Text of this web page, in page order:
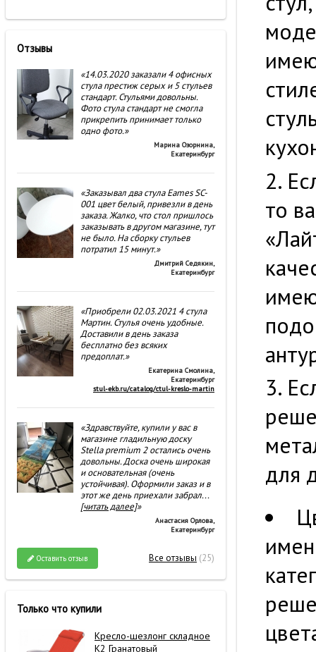
Отзывы
«14.03.2020 заказали 4 офисных
стула престиж серых и 5 стульев
стандарт. Стульями довольны.
Фото стула стандарт не смогла
прикрепить принимает только
одно фото.»
Марина Озорнина,
Екатеринбург
«Заказывал два стула Eames SC-
001 цвет белый, привезли в день
заказа. Жалко, что стол пришлось
заказывать в другом магазине, тут
не было. На сборку стульев
потратил 15 минут.»
Дмитрий Седякин,
Екатеринбург
«Приобрели 02.03.2021 4 стула
Мартин. Стулья очень удобные.
Доставили в день заказа
бесплатно без всяких
предоплат.»
Екатерина Смолина,
Екатеринбург
stul-ekb.ru/catalog/ctul-kreslo-martin
«Здравствуйте, купили у вас в
магазине гладильную доску
Stella premium 2 остались очень
довольны. Доска очень широкая
и основательная (очень
устойчивая). Оформили заказ и в
этот же день приехали забрал...
[читать далее]»
Анастасия Орлова,
Екатеринбург
Оставить отзыв Все отзывы (25)
Только что купили
Кресло-шезлонг складное
К2 Гранатовый
то
для